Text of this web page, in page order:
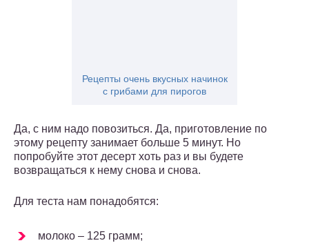
Рецепты очень вкусных начинок
с грибами для пирогов
Да, с ним надо повозиться. Да, приготовление по
этому рецепту занимает больше 5 минут. Но
попробуйте этот десерт хоть раз и вы будете
возвращаться к нему снова и снова.
Для теста нам понадобятся:
молоко – 125 грамм;